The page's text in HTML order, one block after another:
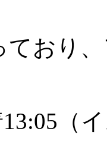
ており
（